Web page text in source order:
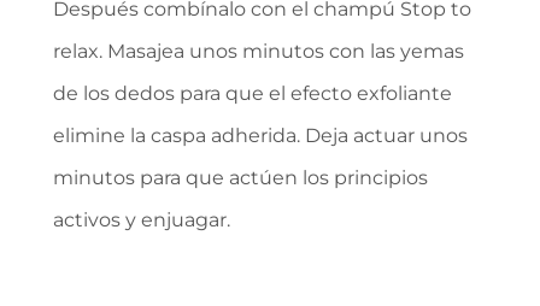
Después combínalo con el champú Stop to
relax. Masajea unos minutos con las yemas
de los dedos para que el efecto exfoliante
elimine la caspa adherida. Deja actuar unos
minutos para que actúen los principios
activos y enjuagar.